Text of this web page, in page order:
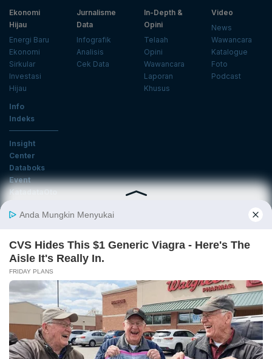
Ekonomi
Hijau
Energi Baru
Ekonomi
Sirkular
Investasi
Hijau
Jurnalisme
Data
Infografik
Analisis
Cek Data
In-Depth &
Opini
Telaah
Opini
Wawancara
Laporan
Khusus
Video
News
Wawancara
Katalogue
Foto
Podcast
Info
Indeks
Insight
Center
Databoks
Event
KatadataOto
Email
Daftar
Tentang Katadata Advertising Karier
Pedoman Media Siber
Kebijakan Privasi
Disclaimer
Hubungi Kami
©2026 Katadata. Hak cipta dilindungi Undang-undang.